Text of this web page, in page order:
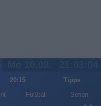
20:15
Tipps
Fußball Serien